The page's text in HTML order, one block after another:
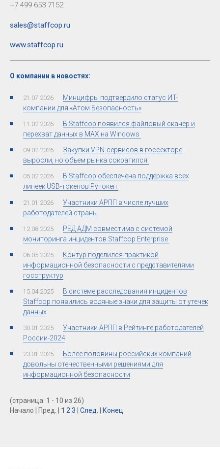
+7 499 653 7152
sales@staffcop.ru
www.staffcop.ru
О компании в новостях:
21.07.2026
Минцифры подтвердило статус ИT-
компании для «Атом Безопасность»
11.02.2026
В Staffcop появился файловый сканер и
перехват данных в MAX на Windows ​
09.02.2026
Закупки VPN-сервисов в госсекторе
выросли, но объем рынка сократился ​
05.02.2026
В Staffcop обеспечена поддержка всех
линеек USB-токенов Рутокен ​
21.01.2026
Участники АРПП в числе лучших
работодателей страны
12.08.2025
РЕД АДМ совместима с системой
мониторинга инцидентов Staffcop Enterprise ​
06.05.2025
Контур поделился практикой
информационной безопасности с представителями
госструктур
15.04.2025
В системе расследования инцидентов
Staffcop появились водяные знаки для защиты от утечек
данных
30.01.2025
Участники АРПП в Рейтинге работодателей
России-2024
23.01.2025
Более половины российских компаний
довольны отечественными решениями для
информационной безопасности
(страница: 1 - 10 из 26)
Начало | Пред. | 1 23 След. Конец